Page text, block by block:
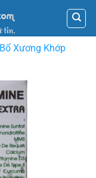
Bổ Xương Khớp